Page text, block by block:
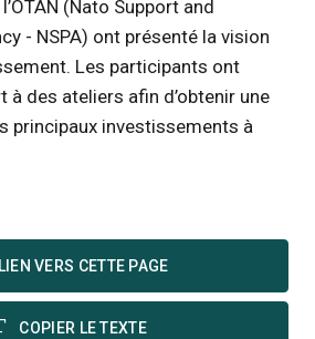
(Nato Support and
- NSPA) ont présenté la vision
Les participants ont
à des ateliers afin d’obtenir une
principaux investissements à
LIEN VERS CETTE PAGE
COPIER LE TEXTE